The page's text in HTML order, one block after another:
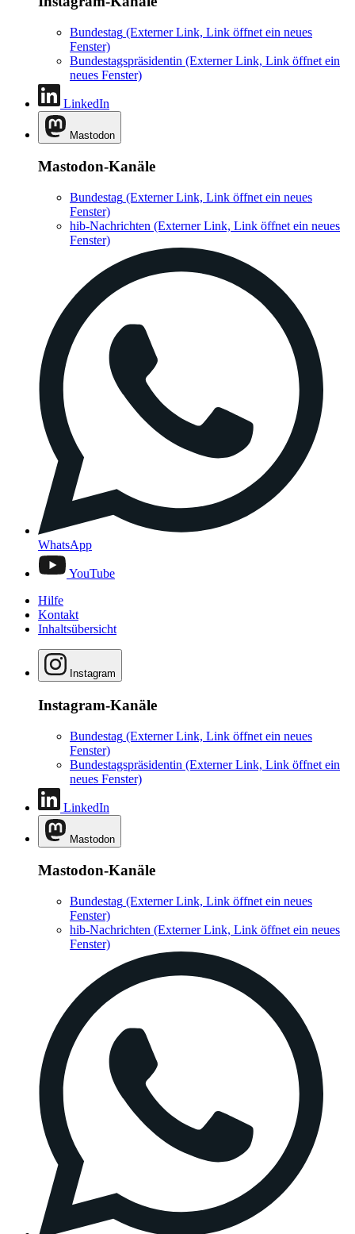
Bundestag (Externer Link, Link öffnet ein neues
Fenster)
Bundestagspräsidentin (Externer Link, Link öffnet ein
neues Fenster)
LinkedIn
Mastodon
Mastodon-Kanäle
Bundestag (Externer Link, Link öffnet ein neues
Fenster)
hib-Nachrichten (Externer Link, Link öffnet ein neues
Fenster)
WhatsApp
YouTube
Hilfe
Kontakt
Inhaltsübersicht
Instagram
Instagram-Kanäle
Bundestag (Externer Link, Link öffnet ein neues
Fenster)
Bundestagspräsidentin (Externer Link, Link öffnet ein
neues Fenster)
LinkedIn
Mastodon
Mastodon-Kanäle
Bundestag (Externer Link, Link öffnet ein neues
Fenster)
hib-Nachrichten (Externer Link, Link öffnet ein neues
Fenster)